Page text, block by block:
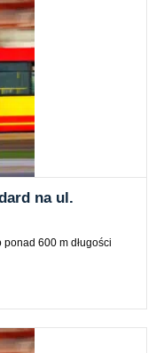
na ul.
ponad 600 m długości